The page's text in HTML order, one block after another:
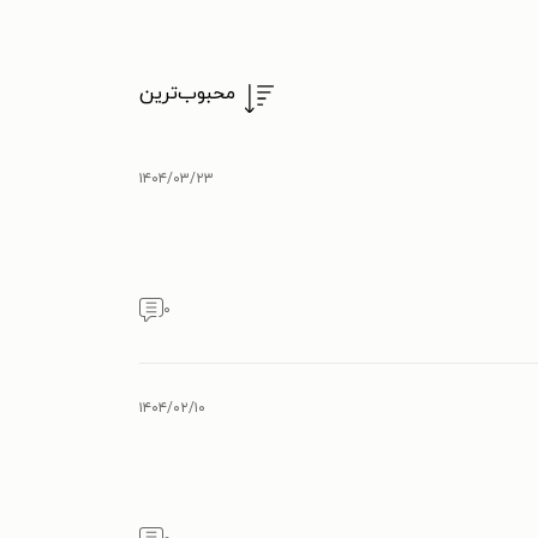
محبوب‌ترین
۱۴۰۴/۰۳/۲۳
۰
۱۴۰۴/۰۲/۱۰